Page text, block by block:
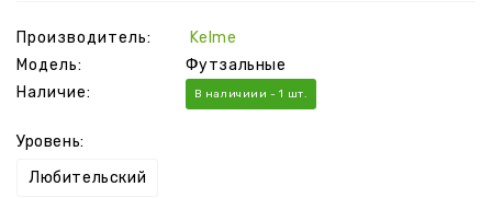
Производитель:
Kelme
Модель:
Футзальные
Наличие:
В наличиии - 1 шт.
Уровень:
Любительский